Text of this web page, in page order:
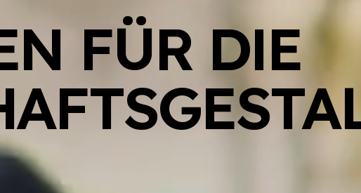
FÜR DIE